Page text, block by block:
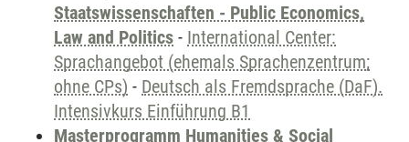
Staatswissenschaften - Public Economics,
Law and Politics - International Center:
Sprachangebot (ehemals Sprachenzentrum;
ohne CPs) - Deutsch als Fremdsprache (DaF).
Intensivkurs Einführung B1
Masterprogramm Humanities & Social